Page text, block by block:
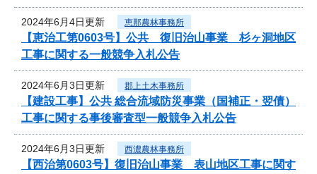
2024年6月4日更新 恵那農林事務所
【恵治工第0603号】公共 復旧治山事業 杉ヶ洞地区
工事に関する一般競争入札公告
2024年6月3日更新 郡上土木事務所
【建設工事】公共 総合流域防災事業（国補正・翌債）
工事に関する事後審査型一般競争入札公告
2024年6月3日更新 西濃農林事務所
【西治第0603号】復旧治山事業 表山地区工事に関す